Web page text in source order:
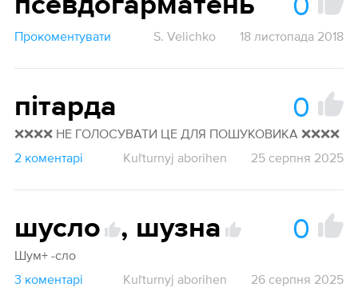
псевдогарматень
Прокоментувати S. Velichko 18 листопада 2018
пітарда 0
❌❌❌❌ НЕ ГОЛОСУВАТИ ЦЕ ДЛЯ ПОШУКОВИКА ❌❌❌❌
2 коментарі
Kuľturnyj aborihen 25 серпня 2025
шусло , шузна 0
Шум+ -сло
3 коментарі
Kuľturnyj aborihen 26 серпня 2025